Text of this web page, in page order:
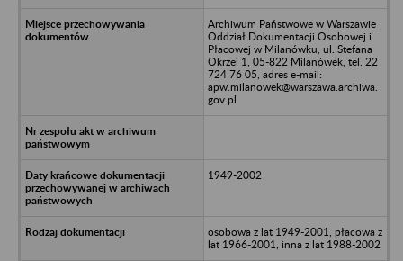
Archiwum Państwowe w Warszawie
Oddział Dokumentacji Osobowej i
Płacowej w Milanówku, ul. Stefana
Okrzei 1, 05-822 Milanówek, tel. 22
724 76 05, adres e-mail:
apw.milanowek@warszawa.archiwa.
gov.pl
1949-2002
osobowa z lat 1949-2001, płacowa z
lat 1966-2001, inna z lat 1988-2002